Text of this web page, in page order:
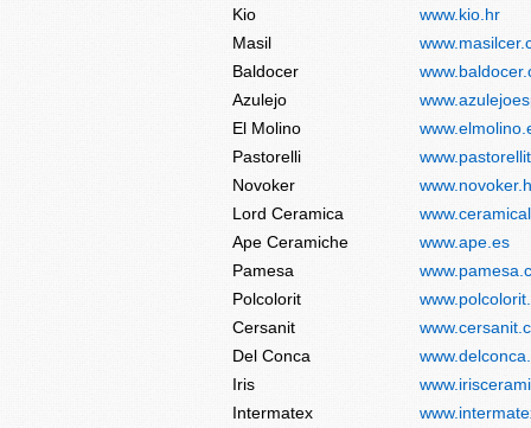
Kio
www.kio.hr
Masil
Baldocer
Azulejo
El Molino
Pastorelli
Novoker
Lord Ceramica
Ape Ceramiche
www.ape.es
Pamesa
Polcolorit
Cersanit
Del Conca
Iris
Intermatex